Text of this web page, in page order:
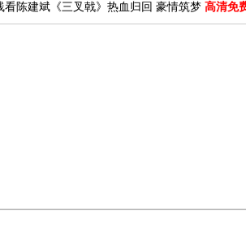
看陈建斌《三叉戟》热血归回 豪情筑梦 高清免